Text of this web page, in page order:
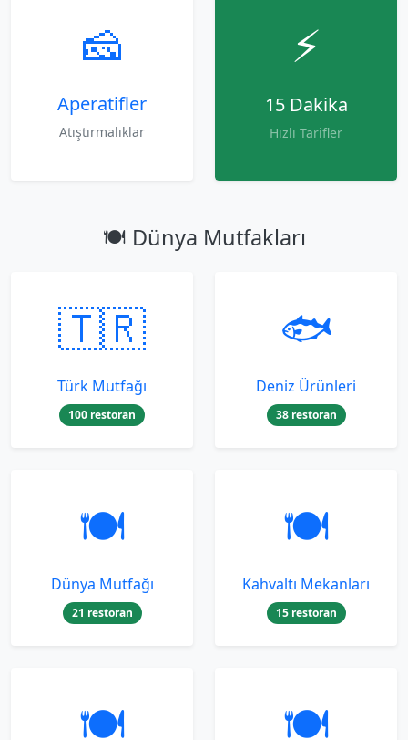
🧀
Aperatifler
Atıştırmalıklar
⚡
15 Dakika
Hızlı Tarifler
🍽️ Dünya Mutfakları
🇹🇷
Türk Mutfağı
100 restoran
🐟
Deniz Ürünleri
38 restoran
🍽️
Dünya Mutfağı
21 restoran
🍽️
Kahvaltı Mekanları
15 restoran
🍽️ 🍽️